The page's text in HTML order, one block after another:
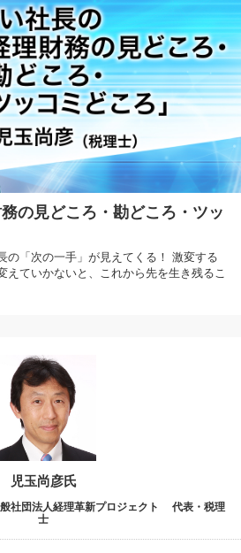
の見どころ・勘どころ・ツッ
の「次の一手」が見えてくる！ 激変する
えていかないと、これから先を生き残るこ
児玉尚彦氏
社団法人経理革新プロジェクト 代表・税理
士